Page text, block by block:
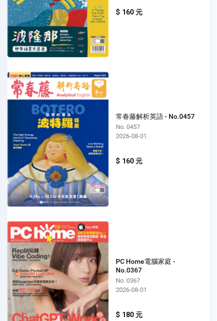
$ 160 元
常春藤解析英語 - No.0457
No. 0457
2026-08-01
$ 160 元
PC Home電腦家庭 -
No.0367
No. 0367
2026-08-01
$ 180 元